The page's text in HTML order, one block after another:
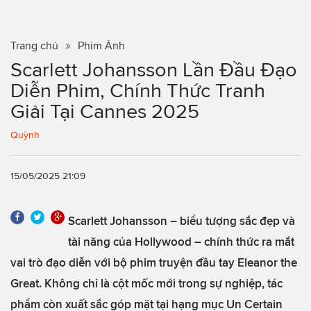
Trang chủ Phim Ảnh
Scarlett Johansson Lần Đầu Đạo
Diễn Phim, Chính Thức Tranh
Giải Tại Cannes 2025
Quỳnh
15/05/2025 21:09
Scarlett Johansson – biểu tượng sắc đẹp và
tài năng của Hollywood – chính thức ra mắt
vai trò đạo diễn với bộ phim truyện đầu tay Eleanor the
Great. Không chỉ là cột mốc mới trong sự nghiệp, tác
phẩm còn xuất sắc góp mặt tại hạng mục Un Certain